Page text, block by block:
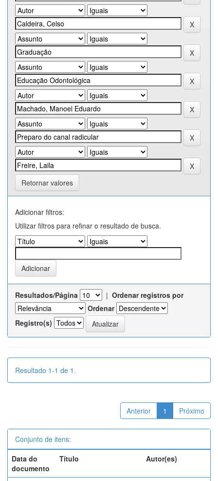
Retornar valores
Adicionar filtros:
Utilizar filtros para refinar o resultado de busca.
Resultados/Página | Ordenar registros por
Ordenar
Registro(s)
Resultado 1-1 de 1.
Anterior 1 Próximo
Conjunto de itens:
Data do
documento
Título Autor(es)